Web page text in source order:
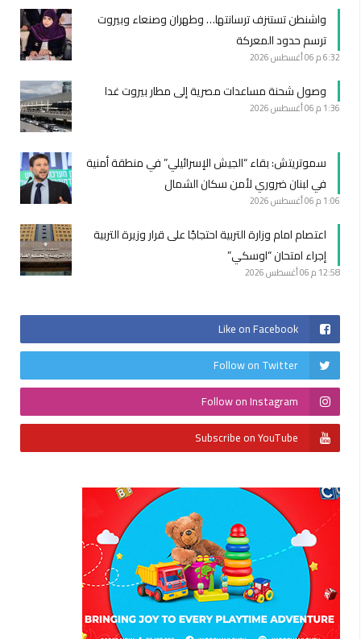
واشنطن تستنزف ترسانتها… وطهران وصنعاء وبيروت
ترسم حدود المعركة
6:32 م 06 أغسطس 2026
وصول شحنة مساعدات مصرية إلى مطار بيروت غدا
1:36 م 06 أغسطس 2026
سموتريتش: بقاء “الجيش الإسرائيلي” في منطقة أمنية
في لبنان ضروري لأمن سكان الشمال
1:06 م 06 أغسطس 2026
اعتصام امام وزارة التربية احتجاجًا على قرار وزيرة التربية
إجراء امتحان “اوسكي”
12:58 م 06 أغسطس 2026
Like on Facebook
Follow on Twitter
Follow on Instagram
Subscribe on YouTube